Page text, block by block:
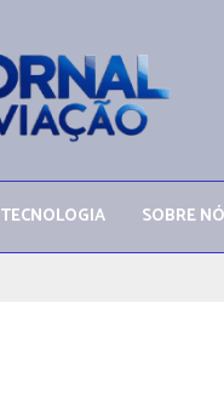
TECNOLOGIA SOBRE